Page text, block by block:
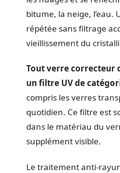
bitume, la neige, l’eau.
répétée sans filtrage
vieillissement du
Tout verre correcteur
un filtre UV de
compris les verres
quotidien. Ce filtre est
dans le matériau du
supplément visible.
Le traitement anti-